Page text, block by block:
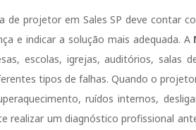
de projetor em Sales SP deve contar
e indicar a solução mais adequada. A
escolas, igrejas, auditórios, salas
tipos de falhas. Quando o
ruídos internos,
realizar um diagnóstico profissional